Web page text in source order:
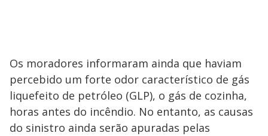
Os moradores informaram ainda que haviam
percebido um forte odor característico de gás
liquefeito de petróleo (GLP), o gás de cozinha,
horas antes do incêndio. No entanto, as causas
do sinistro ainda serão apuradas pelas